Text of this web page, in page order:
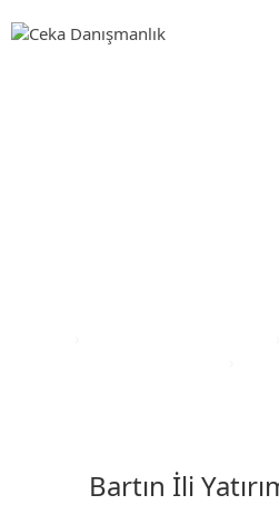
Bartın İli